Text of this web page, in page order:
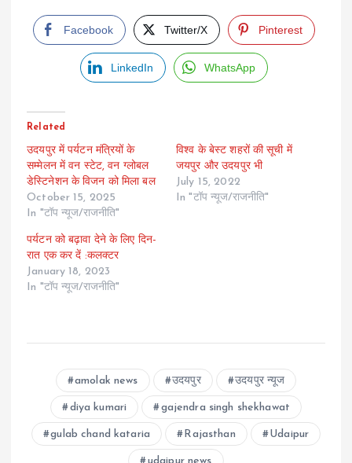
Facebook Twitter/X Pinterest
LinkedIn WhatsApp
Related
उदयपुर में पर्यटन मंत्रियों के
सम्मेलन में वन स्टेट, वन ग्लोबल
डेस्टिनेशन के विजन को मिला बल
October 15, 2025
In "टॉप न्यूज/राजनीति"
विश्व के बेस्ट शहरों की सूची में
जयपुर और उदयपुर भी
July 15, 2022
In "टॉप न्यूज/राजनीति"
पर्यटन को बढ़ावा देने के लिए दिन-
रात एक कर दें :कलक्टर
January 18, 2023
In "टॉप न्यूज/राजनीति"
amolak news उदयपुर उदयपुर न्यूज
diya kumari gajendra singh shekhawat
gulab chand kataria Rajasthan Udaipur